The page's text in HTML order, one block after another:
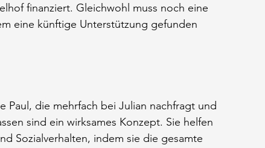
finanziert. Gleichwohl muss noch eine
eine künftige Unterstützung gefunden
Paul, die mehrfach bei Julian nachfragt und
sind ein wirksames Konzept. Sie helfen
Sozialverhalten, indem sie die gesamte